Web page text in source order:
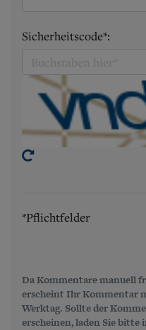
Sicherheitscode*:
*Pflichtfelder
Da Kommentare manuell
erscheint Ihr Kommentar
Werktag. Sollte der
erscheinen, laden Sie bitte